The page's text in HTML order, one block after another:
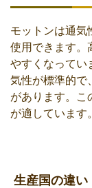
モットンは通気
使用できます。
やすくなってい
気性が標準的で
があります。こ
が適しています。
生産国の違い